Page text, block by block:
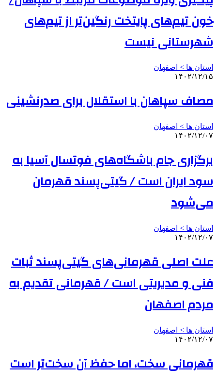
خون تیم‌های پایتخت رنگین‌تر از تیم‌های
شهرستانی نیست
استان ها > اصفهان
۱۴۰۲/۱۲/۱۵
مصاف سپاهان با استقلال برای صدرنشینی
استان ها > اصفهان
۱۴۰۲/۱۲/۰۷
برگزاری جام باشگاه‌های فوتسال آسیا به
سود ایران است / گیتی‌پسند قهرمان
می‌شود
استان ها > اصفهان
۱۴۰۲/۱۲/۰۷
علت اصلی قهرمانی‌های گیتی‌پسند ثبات
فنی و مدیریتی است / قهرمانی تقدیم به
مردم اصفهان
استان ها > اصفهان
۱۴۰۲/۱۲/۰۷
قهرمانی سخت، اما حفظ آن سخت‌تر است